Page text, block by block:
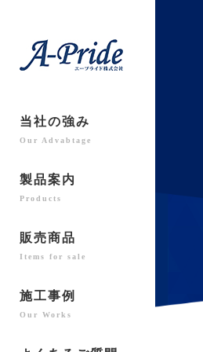
当社の強み
Our Advabtage
製品案内
Products
販売商品
Items for sale
施工事例
Our Works